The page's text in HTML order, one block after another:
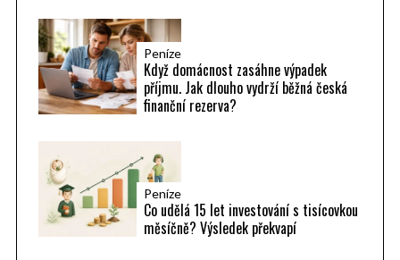
Peníze
Když domácnost zasáhne výpadek
příjmu. Jak dlouho vydrží běžná česká
finanční rezerva?
Peníze
Co udělá 15 let investování s tisícovkou
měsíčně? Výsledek překvapí